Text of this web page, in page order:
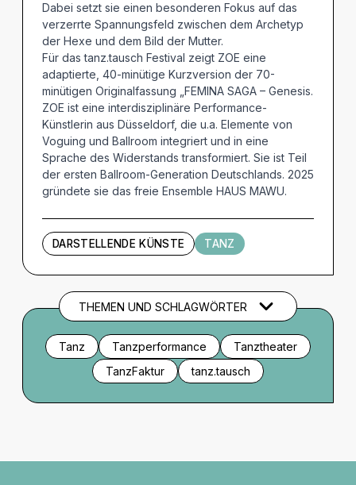
Dabei setzt sie einen besonderen Fokus auf das
verzerrte Spannungsfeld zwischen dem Archetyp
der Hexe und dem Bild der Mutter.
Für das tanz.tausch Festival zeigt ZOE eine
adaptierte, 40-minütige Kurzversion der 70-
minütigen Originalfassung „FEMINA SAGA – Genesis.
ZOE ist eine interdisziplinäre Performance-
Künstlerin aus Düsseldorf, die u.a. Elemente von
Voguing und Ballroom integriert und in eine
Sprache des Widerstands transformiert. Sie ist Teil
der ersten Ballroom-Generation Deutschlands. 2025
gründete sie das freie Ensemble HAUS MAWU.
DARSTELLENDE KÜNSTE TANZ
THEMEN UND SCHLAGWÖRTER
Tanz Tanzperformance
Tanztheater
TanzFaktur
tanz.tausch